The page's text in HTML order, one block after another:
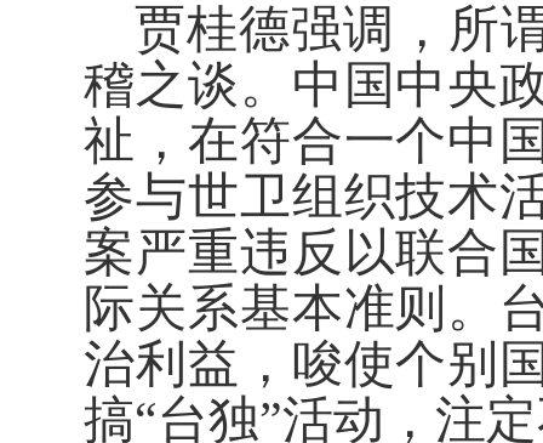
贾桂德强调，所
稽之谈。中国中央
祉，在符合一个中
参与世卫组织技术
案严重违反以联合
际关系基本准则。
治利益，唆使个别
搞“台独”活动，注